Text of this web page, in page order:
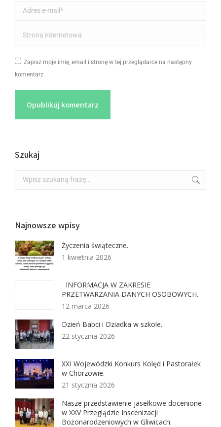
Adres e-mail *
Strona internetowa
Zapisz moje imię, email i stronę w tej przeglądarce na następny
komentarz.
Opublikuj komentarz
Szukaj
Najnowsze wpisy
Życzenia świąteczne.
1 kwietnia 2026
INFORMACJA W ZAKRESIE
PRZETWARZANIA DANYCH OSOBOWYCH.
12 marca 2026
Dzień Babci i Dziadka w szkole.
22 stycznia 2026
XXI Wojewódzki Konkurs Kolęd i Pastorałek
w Chorzowie.
21 stycznia 2026
Nasze przedstawienie jasełkowe docenione
w XXV Przeglądzie Inscenizacji
Bożonarodzeniowych w Gliwicach.